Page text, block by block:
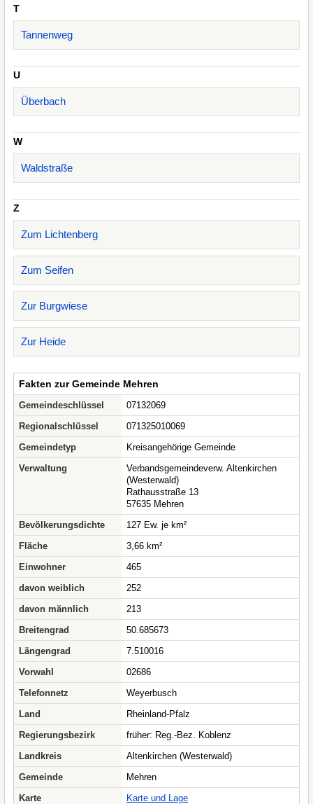
T
Tannenweg
U
Überbach
W
Waldstraße
Z
Zum Lichtenberg
Zum Seifen
Zur Burgwiese
Zur Heide
Fakten zur Gemeinde Mehren
Gemeindeschlüssel
07132069
Regionalschlüssel
071325010069
Gemeindetyp
Kreisangehörige Gemeinde
Verwaltung
Verbandsgemeindeverw. Altenkirchen
(Westerwald)
Rathausstraße 13
57635 Mehren
Bevölkerungsdichte
127 Ew. je km²
Fläche
3,66 km²
Einwohner
465
davon weiblich
252
davon männlich
213
Breitengrad
50.685673
Längengrad
7.510016
Vorwahl
02686
Telefonnetz
Weyerbusch
Land
Rheinland-Pfalz
Regierungsbezirk
früher: Reg.-Bez. Koblenz
Landkreis
Altenkirchen (Westerwald)
Gemeinde
Mehren
Karte
Karte und Lage